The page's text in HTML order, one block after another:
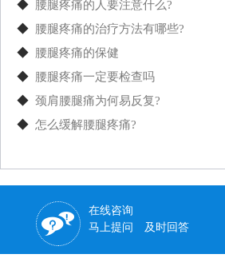
◆
腰腿疼痛的人要注意什么?
◆
腰腿疼痛的治疗方法有哪些?
◆
腰腿疼痛的保健
◆
腰腿疼痛一定要检查吗
◆ 颈肩腰腿痛为何易反复?
◆ 怎么缓解腰腿疼痛?
在线咨询
马上提问 及时回答